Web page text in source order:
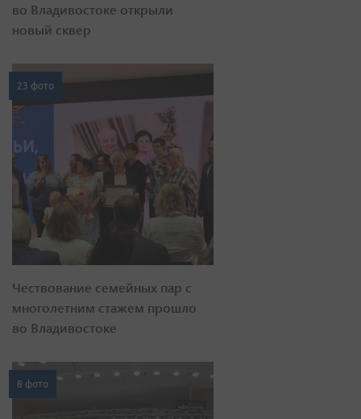
во Владивостоке открыли
новый сквер
23 фото
Чествование семейных пар с
многолетним стажем прошло
во Владивостоке
8 фото